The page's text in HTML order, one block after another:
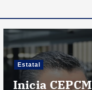
Estatal
Inicia CEPCM